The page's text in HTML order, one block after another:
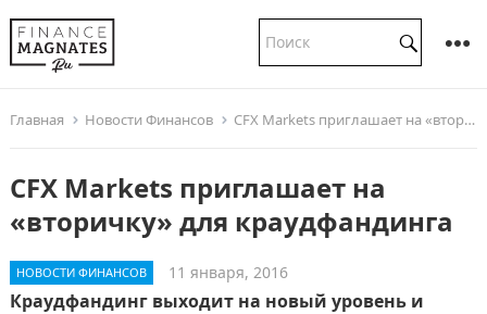
Главная Новости Финансов CFX Markets приглашает на «вторичку» для краудфандинга
CFX Markets приглашает на
«вторичку» для краудфандинга
НОВОСТИ ФИНАНСОВ 11 января, 2016
Краудфандинг выходит на новый уровень и